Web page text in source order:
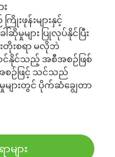
းဖုန်းများနှင့်
ဆိုမှုများ ပြုလုပ်နိုင်ပြီး
းစရာ မလိုဘဲ
င်နိုင်သည့် အစီအစဉ်ဖြစ်
စဉ်ဖြင့် သင်သည်
များတွင် ပိုက်ဆံချွေတာ
များ